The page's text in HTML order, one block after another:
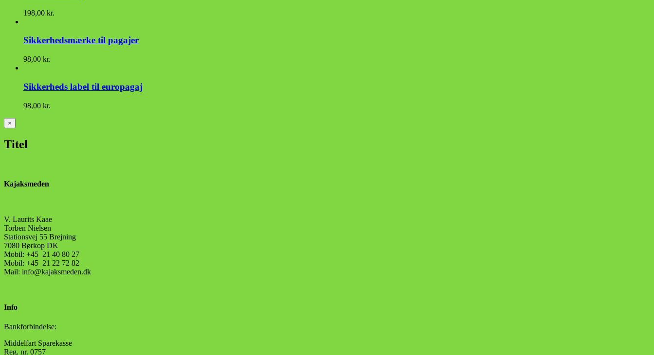
198,00 kr.
Sikkerhedsmærke til pagajer
98,00 kr.
Sikkerheds label til europagaj
98,00 kr.
Close
product
view
×
Titel
Kajaksmeden
V. Laurits Kaae
Torben Nielsen
Stationsvej 55 Brejning
7080 Børkop DK
Mobil: +45 21 40 80 27
Mobil: +45 21 22 72 82
Mail: info@kajaksmeden.dk
Info
Bankforbindelse:
Middelfart Sparekasse
Reg. nr. 0757